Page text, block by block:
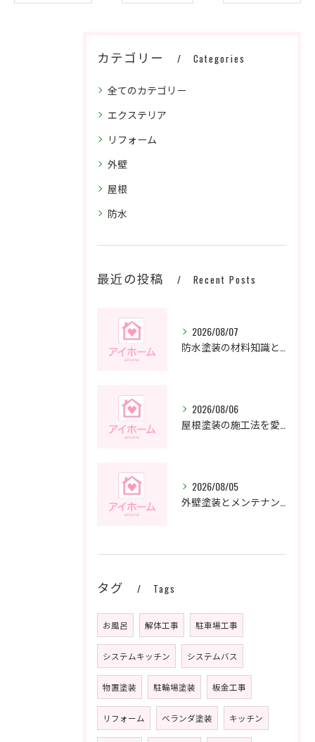
カテゴリー Categories
全てのカテゴリー
エクステリア
リフォーム
外壁
屋根
防水
最近の投稿 Recent Posts
2026/08/07
2026/08/06
2026/08/05
タグ Tags
お風呂 解体工事 駐車場工事
システムキッチン システムバス
物置塗装 駐輪場塗装 板金工事
リフォーム ベランダ塗装 キッチン